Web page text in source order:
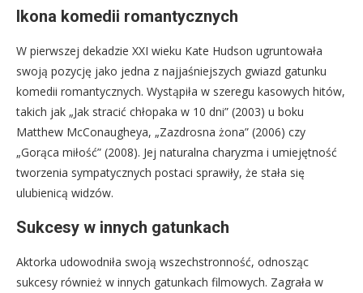
Ikona komedii romantycznych
W pierwszej dekadzie XXI wieku Kate Hudson ugruntowała
swoją pozycję jako jedna z najjaśniejszych gwiazd gatunku
komedii romantycznych. Wystąpiła w szeregu kasowych hitów,
takich jak „Jak stracić chłopaka w 10 dni” (2003) u boku
Matthew McConaugheya, „Zazdrosna żona” (2006) czy
„Gorąca miłość” (2008). Jej naturalna charyzma i umiejętność
tworzenia sympatycznych postaci sprawiły, że stała się
ulubienicą widzów.
Sukcesy w innych gatunkach
Aktorka udowodniła swoją wszechstronność, odnosząc
sukcesy również w innych gatunkach filmowych. Zagrała w